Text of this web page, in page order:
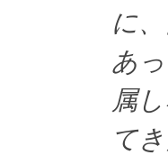
に
あ
属
て